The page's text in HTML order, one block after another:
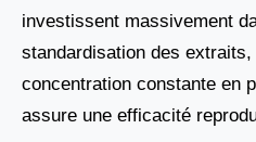
investissent massivement
standardisation des
concentration constante en
assure une efficacité